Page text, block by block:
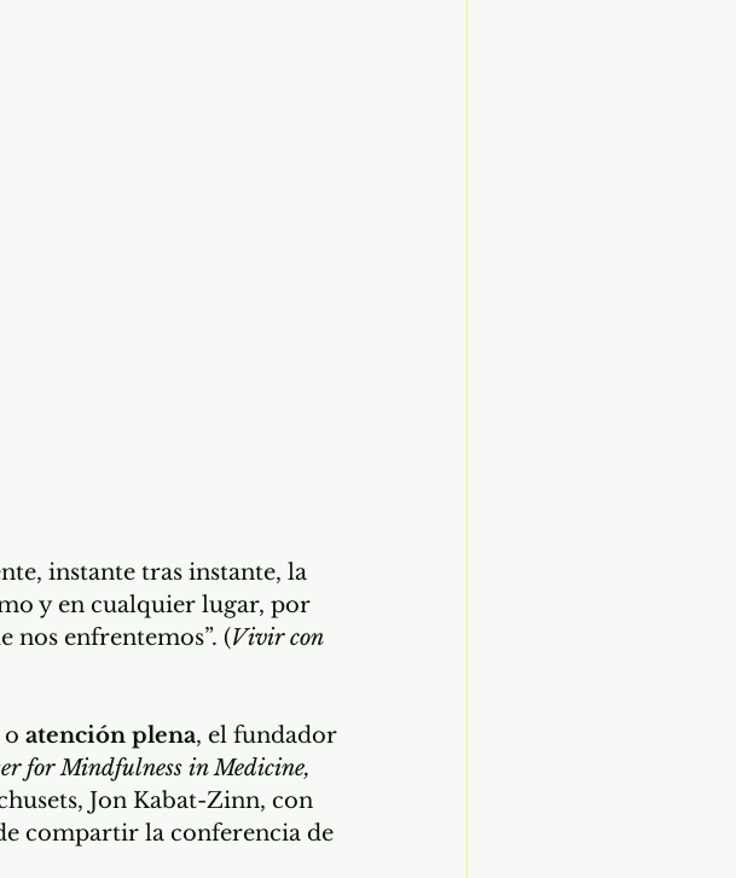
instante tras instante, la
y en cualquier lugar, por
nos enfrentemos”. (Vivir con
o atención plena, el fundador
for Mindfulness in Medicine,
Jon Kabat-Zinn, con
compartir la conferencia de